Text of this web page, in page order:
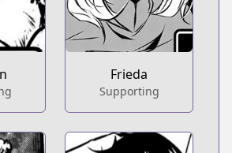
Frieda
Supporting